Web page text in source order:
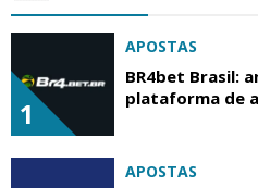
1
APOSTAS
BR4bet Brasil:
plataforma de
APOSTAS